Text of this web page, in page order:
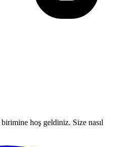
birimine hoş geldiniz. Size nasıl